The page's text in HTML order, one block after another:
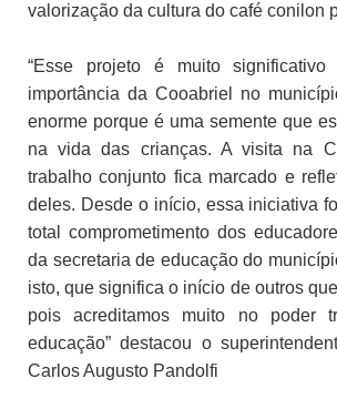
valorização da cultura do café conilon
“Esse projeto é muito
importância da Cooabriel no
enorme porque é uma semente que
na vida das crianças. A visita na
trabalho conjunto fica marcado e
deles. Desde o início, essa iniciativa
total comprometimento dos
da secretaria de educação do
isto, que significa o início de outros
pois acreditamos muito no poder
educação” destacou o
Carlos Augusto Pandolfi